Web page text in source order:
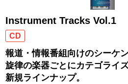
Instrument Tracks Vol.1
CD
報道・情報番組向けのシーケ
旋律の楽器ごとにカテゴライ
新規ラインナップ。